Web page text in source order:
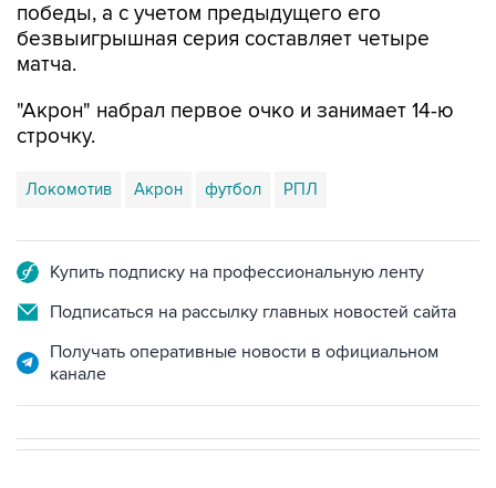
победы, а с учетом предыдущего его
безвыигрышная серия составляет четыре
матча.
"Акрон" набрал первое очко и занимает 14-ю
строчку.
Локомотив Акрон футбол РПЛ
Купить подписку на профессиональную ленту
Подписаться на рассылку главных новостей сайта
Получать оперативные новости в официальном
канале